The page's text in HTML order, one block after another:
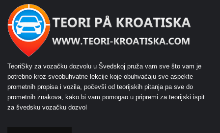
TeoriSky za vozačku dozvolu u Švedskoj pruža vam sve što vam je
potrebno kroz sveobuhvatne lekcije koje obuhvaćaju sve aspekte
prometnih propisa i vozila, počevši od teorijskih pitanja pa sve do
prometnih znakova, kako bi vam pomogao u pripremi za teorijski ispit
za švedsku vozačku dozvol